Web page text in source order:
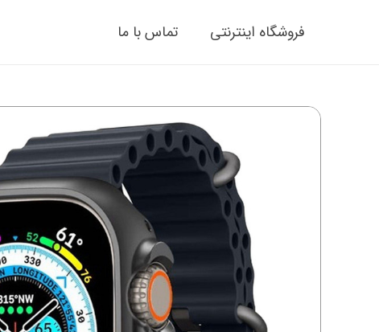
فروشگاه اینترنتی تماس با ما